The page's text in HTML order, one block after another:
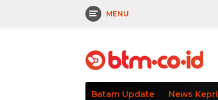
MENU
Batam Update News Kepri